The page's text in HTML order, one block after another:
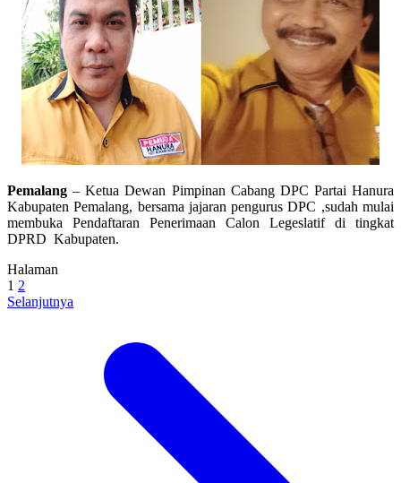
Pemalang – Ketua Dewan Pimpinan Cabang DPC Partai Hanura
Kabupaten Pemalang, bersama jajaran pengurus DPC ,sudah mulai
membuka Pendaftaran Penerimaan Calon Legeslatif di tingkat
DPRD Kabupaten.
Halaman
1 2
Selanjutnya